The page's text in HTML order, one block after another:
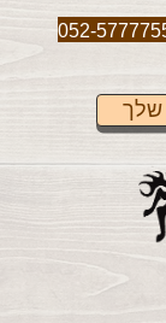
052-
שלך